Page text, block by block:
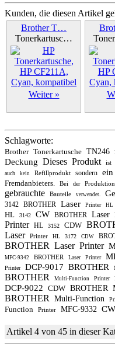
Kunden, die diesen Artikel
Brother T…
Tonerkartusc…
Weiter »
Schlagworte:
Brother Tonerkartusche TN246
Deckung Dieses Produkt ist
auch kein Refillprodukt sondern ein
Fremdanbieters.
Bei der Produktion
gebrauchte Bauteile verwendet.
3142 BROTHER Laser Printer HL
HL 3142 CW BROTHER Laser
Printer HL 3152 CDW
Laser Printer HL 3172 CDW
BROTHER Laser Printer
MFC-9342 BROTHER Laser Printer
Printer
DCP-9017 BROTHER
BROTHER Multi-Function Printer
DCP-9022 CDW BROTHER
BROTHER Multi-Function
Function
Printer MFC-9332 CW
Artikel 4 von 45 in dieser